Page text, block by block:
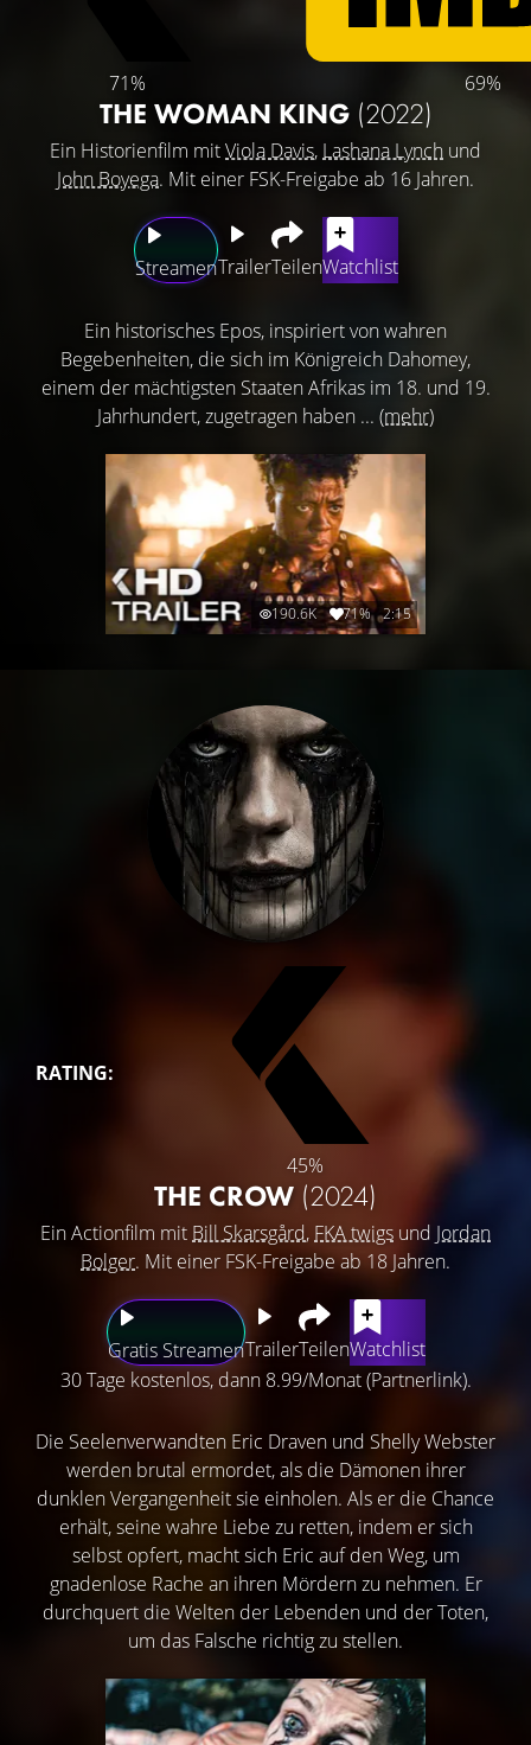
71% 69%
THE WOMAN KING (2022)
Ein Historienfilm mitViola Davis, Lashana Lynch und
John Boyega. Mit einer FSK-Freigabe ab 16 Jahren.
StreamenTrailerTeilenWatchlist
Ein historisches Epos, inspiriert von wahren
Begebenheiten, die sich im Königreich Dahomey,
einem der mächtigsten Staaten Afrikas im 18. und 19.
Jahrhundert, zugetragen haben ... (mehr)
190.6K 71% 2:15
RATING:
45%
THE CROW (2024)
Ein Actionfilm mit Bill Skarsgård, FKA twigs und Jordan
Bolger. Mit einer FSK-Freigabe ab 18 Jahren.
Gratis StreamenTrailerTeilenWatchlist
30 Tage kostenlos, dann 8.99/Monat (Partnerlink).
Die Seelenverwandten Eric Draven und Shelly Webster
werden brutal ermordet, als die Dämonen ihrer
dunklen Vergangenheit sie einholen. Als er die Chance
erhält, seine wahre Liebe zu retten, indem er sich
selbst opfert, macht sich Eric auf den Weg, um
gnadenlose Rache an ihren Mördern zu nehmen. Er
durchquert die Welten der Lebenden und der Toten,
um das Falsche richtig zu stellen.